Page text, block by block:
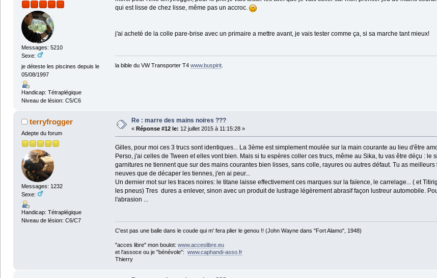
Messages: 5210
Sexe:
je déteste les piscines depuis le
05/08/1997
Handicap: Tétraplégique
Niveau de lésion: C5/C6
qui est lisse de chez lisse, même pas un accroc.
j'ai acheté de la colle pare-brise avec un primaire a mettre avant, je vais tester comme ça, si sa marche tant mieux!
la bible du VW Transporter T4 www.buspirit.
terryfrogger
Adepte du forum
Messages: 1232
Sexe:
Handicap: Tétraplégique
Niveau de lésion: C6/C7
Re : marre des mains noires ???
« Réponse #12 le: 12 juillet 2015 à 11:15:28 »
Gilles, pour moi ces 3 trucs sont identiques... La 3ème est simplement moulée sur la main courante au lieu d'être
Perso, j'ai celles de Tween et elles vont bien. Mais si tu espères coller ces trucs, même au Sika, tu vas être déçu : le
garnitures ne tiennent que sur des mains courantes bien lisses, sans colle, rayures ou autres défaut. Tu as meilleurs
neuves que de décaper les tiennes, j'en ai peur...
Un dernier mot sur les traces noires: le titane laisse effectivement ces marques sur la faïence, le carrelage... ( et
les pneus) Tres dures a enlever, sinon avec un produit de lustrage légèrement abrasif façon lustreur automobile.
l'abrasion ...
C'est pas une balle dans le coude qui m' fera plier le genou !! (John Wayne dans "Fort Alamo", 1948)
"acces libre" mon boulot: www.acceslibre.eu
et l'assoce ou je "bénévole": www.caphandi-asso.fr
Thierry